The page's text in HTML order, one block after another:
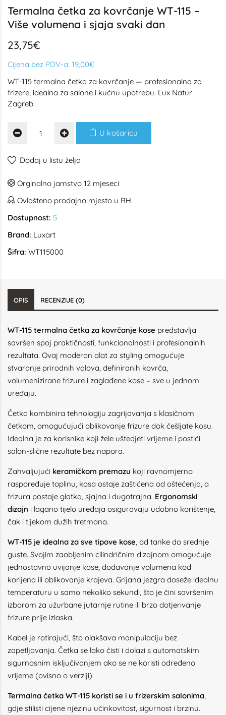
Termalna četka za kovrčanje WT-115 –
Više volumena i sjaja svaki dan
23,75€
Cijena bez PDV-a: 19,00€
WT-115 termalna četka za kovrčanje — profesionalna za
frizere, idealna za salone i kućnu upotrebu. Lux Natur
Zagreb.
U košaricu
Dodaj u listu želja
Orginalno jamstvo 12 mjeseci
Ovlašteno prodajno mjesto u RH
Dostupnost: 5
Brand: Luxart
Šifra: WT115000
OPIS RECENZIJE (0)
WT-115 termalna četka za kovrčanje kose predstavlja
savršen spoj praktičnosti, funkcionalnosti i profesionalnih
rezultata. Ovaj moderan alat za styling omogućuje
stvaranje prirodnih valova, definiranih kovrča,
volumenizirane frizure i zaglađene kose – sve u jednom
uređaju.
Četka kombinira tehnologiju zagrijavanja s klasičnom
četkom, omogućujući oblikovanje frizure dok češljate kosu.
Idealna je za korisnike koji žele uštedjeti vrijeme i postići
salon-slične rezultate bez napora.
Zahvaljujući keramičkom premazu koji ravnomjerno
raspoređuje toplinu, kosa ostaje zaštićena od oštećenja, a
frizura postaje glatka, sjajna i dugotrajna. Ergonomski
dizajn i lagano tijelo uređaja osiguravaju udobno korištenje,
čak i tijekom dužih tretmana.
WT-115 je idealna za sve tipove kose, od tanke do srednje
guste. Svojim zaobljenim cilindričnim dizajnom omogućuje
jednostavno uvijanje kose, dodavanje volumena kod
korijena ili oblikovanje krajeva. Grijana jezgra doseže idealnu
temperaturu u samo nekoliko sekundi, što je čini savršenim
izborom za užurbane jutarnje rutine ili brzo dotjerivanje
frizure prije izlaska.
Kabel je rotirajući, što olakšava manipulaciju bez
zapetljavanja. Četka se lako čisti i dolazi s automatskim
sigurnosnim isključivanjem ako se ne koristi određeno
vrijeme (ovisno o verziji).
Termalna četka WT-115 koristi se i u frizerskim salonima,
gdje stilisti cijene njezinu učinkovitost, sigurnost i brzinu.